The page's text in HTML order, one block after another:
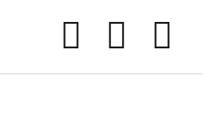
Hledat